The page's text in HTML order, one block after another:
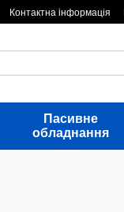
Контактна інформація
Пасивне
обладнання